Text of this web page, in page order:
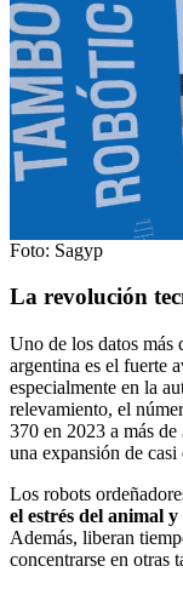
Foto: Sagyp
La revolución
Uno de los datos más
argentina es el fuerte
especialmente en la
relevamiento, el
370 en 2023 a más de
una expansión de casi
Los robots
el estrés del animal
Además, liberan
concentrarse en otras